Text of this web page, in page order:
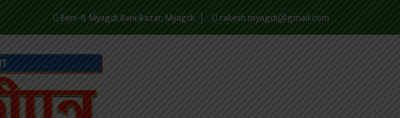
Beni-8 Myagdi Beni Bazar, Myagdi rakesh.myagdi@gmail.com